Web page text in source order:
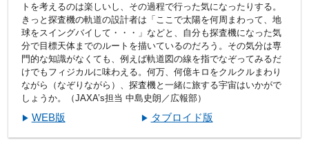
トを考えるのは楽しいし、その過程で行った気になったりする。
きっと探査機の軌道の設計者は「ここで太陽を何周まわって、地
球をスイングバイして・・・」などと、自分も探査機になった気
分で目標天体までのルートを描いているのだろう。その気分は専
門的な知識がなくても、例えば軌道図の線を指でなぞってみるだ
けでもフィジカルに味わえる。何万、何億キロをクルクルまわり
ながら（なぞりながら）、探査機と一緒に旅する宇宙はいかがで
しょうか。（JAXA’s担当 中島史朗／広報部）
WEB版 タブロイド版